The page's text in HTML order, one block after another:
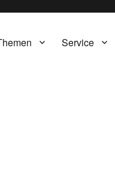
Service